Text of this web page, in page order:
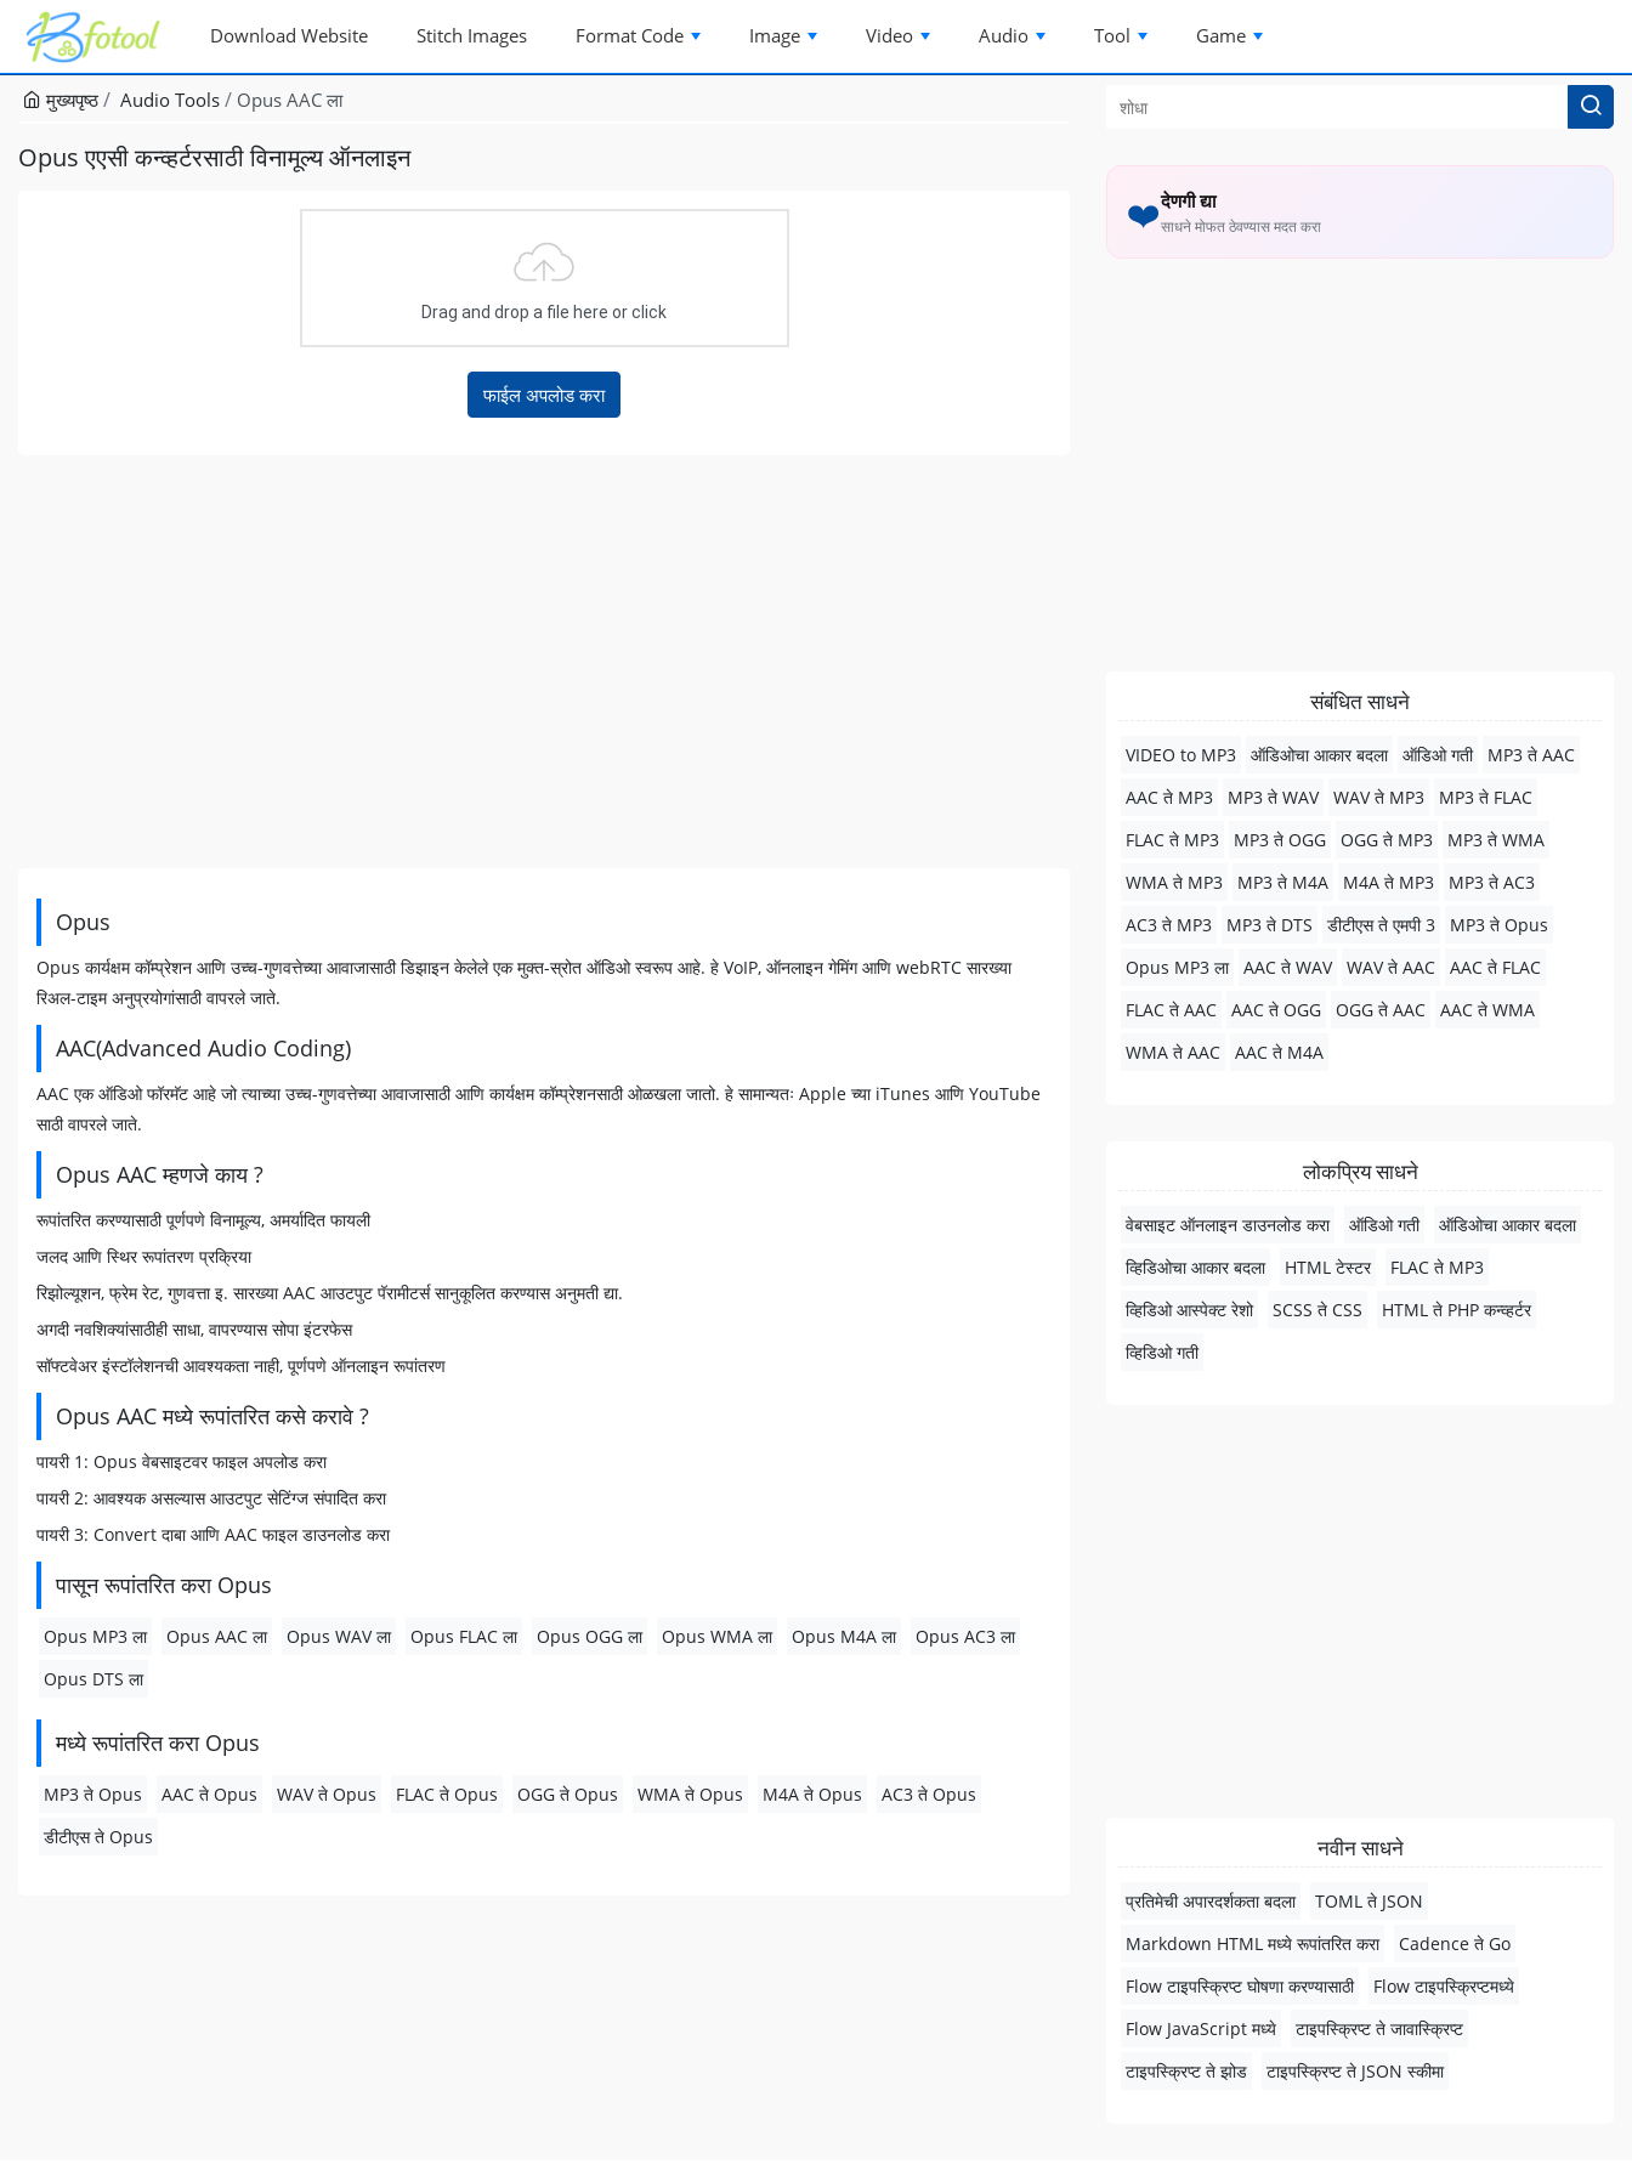
Download Website Stitch Images Format Code Image Video Audio Tool Game
मुख्यपृष्ठ Audio Tools Opus AAC ला
Opus एएसी कन्व्हर्टरसाठी विनामूल्य ऑनलाइन
Drag and drop a file here or click
Opus
Opus कार्यक्षम कॉम्प्रेशन आणि उच्च-गुणवत्तेच्या आवाजासाठी डिझाइन केलेले एक मुक्त-स्रोत ऑडिओ स्वरूप आहे. हे VoIP, ऑनलाइन गेमिंग आणि webRTC सारख्या
रिअल-टाइम अनुप्रयोगांसाठी वापरले जाते.
AAC(Advanced Audio Coding)
AAC एक ऑडिओ फॉरमॅट आहे जो त्याच्या उच्च-गुणवत्तेच्या आवाजासाठी आणि कार्यक्षम कॉम्प्रेशनसाठी ओळखला जातो. हे सामान्यतः Apple च्या iTunes आणि YouTube
साठी वापरले जाते.
Opus AAC म्हणजे काय ?
रूपांतरित करण्यासाठी पूर्णपणे विनामूल्य, अमर्यादित फायली
जलद आणि स्थिर रूपांतरण प्रक्रिया
रिझोल्यूशन, फ्रेम रेट, गुणवत्ता इ. सारख्या AAC आउटपुट पॅरामीटर्स सानुकूलित करण्यास अनुमती द्या.
अगदी नवशिक्यांसाठीही साधा, वापरण्यास सोपा इंटरफेस
सॉफ्टवेअर इंस्टॉलेशनची आवश्यकता नाही, पूर्णपणे ऑनलाइन रूपांतरण
Opus AAC मध्ये रूपांतरित कसे करावे ?
पायरी 1: Opus वेबसाइटवर फाइल अपलोड करा
पायरी 2: आवश्यक असल्यास आउटपुट सेटिंग्ज संपादित करा
पायरी 3: Convert दाबा आणि AAC फाइल डाउनलोड करा
पासून रूपांतरित करा Opus
Opus MP3 ला Opus AAC ला Opus WAV ला Opus FLAC ला Opus OGG ला Opus WMA ला Opus M4A ला
Opus AC3 ला
Opus DTS ला
मध्ये रूपांतरित करा Opus
MP3 ते Opus AAC ते Opus WAV ते Opus FLAC ते Opus OGG ते Opus WMA ते Opus M4A ते Opus
AC3 ते Opus
डीटीएस ते Opus
❤️देणगी द्या
साधने मोफत ठेवण्यास मदत करा
संबंधित साधने
VIDEO to MP3 ऑडिओचा आकार बदला ऑडिओ गती
MP3 ते AAC
AAC ते MP3
MP3 ते WAV WAV ते MP3
MP3 ते FLAC
FLAC ते MP3
MP3 ते OGG OGG ते MP3
MP3 ते WMA
WMA ते MP3
MP3 ते M4A M4A ते MP3
MP3 ते AC3
AC3 ते MP3
MP3 ते DTS डीटीएस ते एमपी 3
MP3 ते Opus
Opus MP3 ला
AAC ते WAV WAV ते AAC
AAC ते FLAC
FLAC ते AAC
AAC ते OGG OGG ते AAC
AAC ते WMA
WMA ते AAC
AAC ते M4A
लोकप्रिय साधने
वेबसाइट ऑनलाइन डाउनलोड करा ऑडिओ गती
ऑडिओचा आकार बदला
व्हिडिओचा आकार बदला
HTML टेस्टर
FLAC ते MP3
व्हिडिओ आस्पेक्ट रेशो
SCSS ते CSS
HTML ते PHP कन्व्हर्टर
व्हिडिओ गती
नवीन साधने
प्रतिमेची अपारदर्शकता बदला
TOML ते JSON
Markdown HTML मध्ये रूपांतरित करा
Cadence ते Go
Flow टाइपस्क्रिप्ट घोषणा करण्यासाठी
Flow टाइपस्क्रिप्टमध्ये
Flow JavaScript मध्ये
टाइपस्क्रिप्ट ते जावास्क्रिप्ट
टाइपस्क्रिप्ट ते झोड
टाइपस्क्रिप्ट ते JSON स्कीमा